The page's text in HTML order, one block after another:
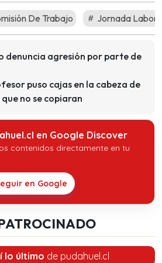
De Trabajo Jornada
denuncia agresión por parte de
puso cajas en la cabeza de
no se copiaran
en Google Discover
contenidos directamente en tu
en Google
lo último de pudahuel.cl